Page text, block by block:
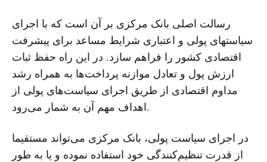
رسالت اصلی بانک مرکزی بر آن است که با اجرای
سیاستهای پولی و اعتباری شرایط مساعد برای پیشرفت
اقتصادی کشور را فراهم سازد. در این راه حفظ ثبات
ارزش پول و تعادل موازنه پرداخت‌ها به همراه رشد
مداوم اقتصادی از طریق اجرای سیاست‌های پولی از
اهداف مهم آن به شمار می‌رود.
در اجرای سیاست پولی، بانک مرکزی می‌تواند مستقیما
از قدرت تنظیم‌کنندگی خود استفاده نموده و یا به طور